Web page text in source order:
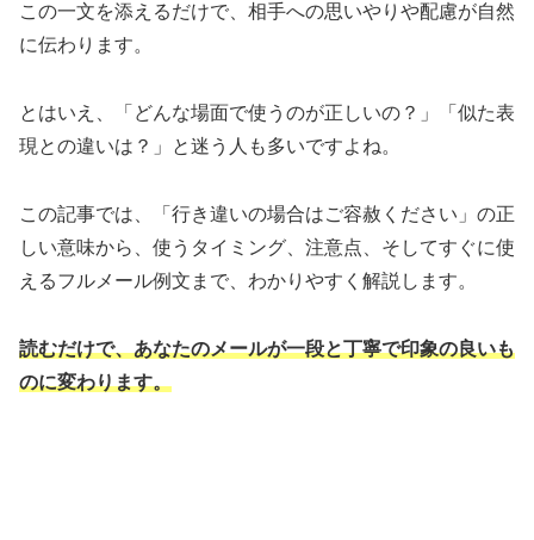
この一文を添えるだけで、相手への思いやりや配慮が自然
に伝わります。
とはいえ、「どんな場面で使うのが正しいの？」「似た表
現との違いは？」と迷う人も多いですよね。
この記事では、「行き違いの場合はご容赦ください」の正
しい意味から、使うタイミング、注意点、そしてすぐに使
えるフルメール例文まで、わかりやすく解説します。
読むだけで、あなたのメールが一段と丁寧で印象の良いも
のに変わります。